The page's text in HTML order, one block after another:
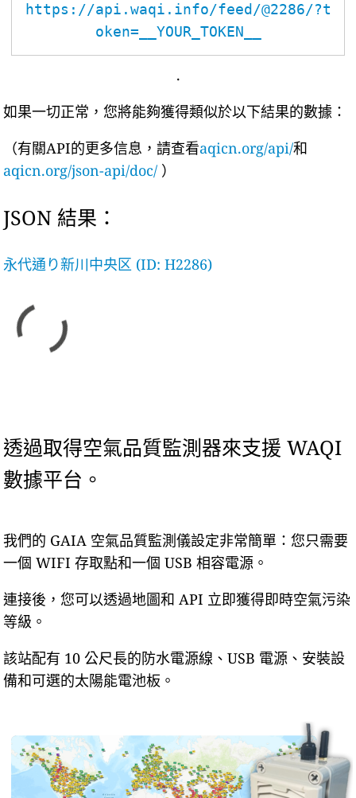
https://api.waqi.info/feed/@2286/?t
oken=__YOUR_TOKEN__
.
如果一切正常，您將能夠獲得類似於以下結果的數據：
（有關API的更多信息，請查看aqicn.org/api/和
aqicn.org/json-api/doc/ ）
JSON 結果：
永代通り新川中央区 (ID: H2286)
透過取得空氣品質監測器來支援 WAQI
數據平台。
我們的 GAIA 空氣品質監測儀設定非常簡單：您只需要
一個 WIFI 存取點和一個 USB 相容電源。
連接後，您可以透過地圖和 API 立即獲得即時空氣污染
等級。
該站配有 10 公尺長的防水電源線、USB 電源、安裝設
備和可選的太陽能電池板。